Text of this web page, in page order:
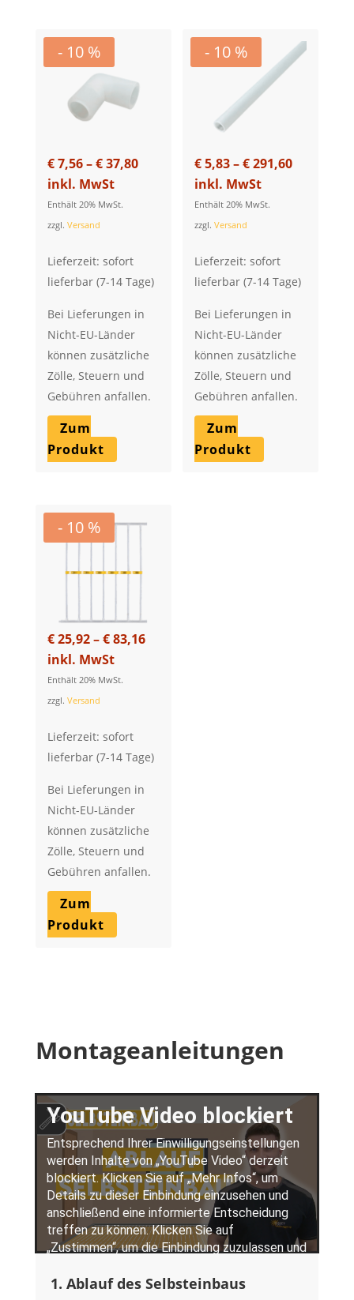
- 10 %
€7,56–€37,80Price
inkl. MwSt
Enthält 20% MwSt.
zzgl. Versand
Lieferzeit: sofort
lieferbar (7-14 Tage)
Bei Lieferungen in
Nicht-EU-Länder
können zusätzliche
Zölle, Steuern und
Gebühren anfallen.
Zum
Produkt
- 10 %
€5,83–€291,60Price
inkl. MwSt
Enthält 20% MwSt.
zzgl.Versand
Lieferzeit: sofort
lieferbar (7-14 Tage)
Bei Lieferungen in
Nicht-EU-Länder
können zusätzliche
Zölle, Steuern und
Gebühren anfallen.
Zum
Produkt
- 10 %
€25,92–€83,16Price
inkl. MwSt
Enthält 20% MwSt.
zzgl. Versand
Lieferzeit: sofort
lieferbar (7-14 Tage)
Bei Lieferungen in
Nicht-EU-Länder
können zusätzliche
Zölle, Steuern und
Gebühren anfallen.
Zum
Produkt
Montageanleitungen
1. Ablauf des Selbsteinbaus